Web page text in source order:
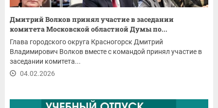
Дмитрий Волков принял участие в заседании
комитета Московской областной Думы по...
Глава городского округа Красногорск Дмитрий
Владимирович Волков вместе с командой принял участие в
заседании комитета...
04.02.2026